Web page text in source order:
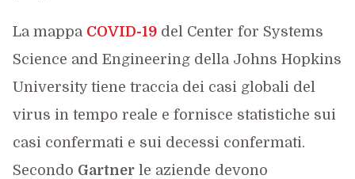
La mappa COVID-19del Center for Systems
Science and Engineering della Johns Hopkins
University tiene traccia dei casi globali del
virus in tempo reale e fornisce statistiche sui
casi confermati e sui decessi confermati.
Secondo Gartnerle aziende devono